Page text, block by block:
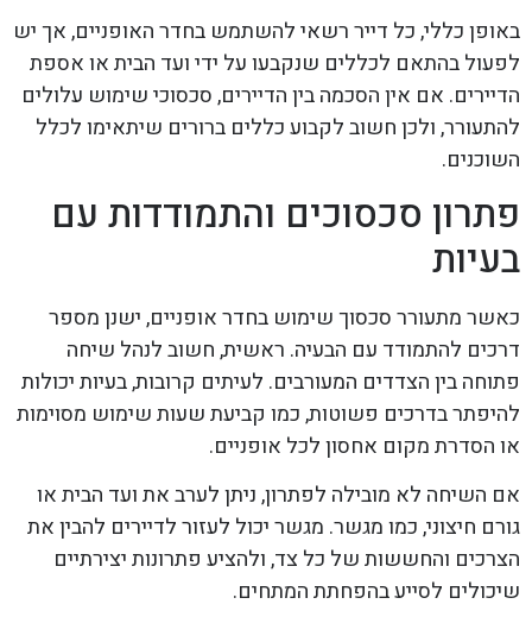
באופן כללי, כל דייר רשאי להשתמש בחדר האופניים, אך יש
לפעול בהתאם לכללים שנקבעו על ידי ועד הבית או אספת
הדיירים. אם אין הסכמה בין הדיירים, סכסוכי שימוש עלולים
להתעורר, ולכן חשוב לקבוע כללים ברורים שיתאימו לכלל
השוכנים.
פתרון סכסוכים והתמודדות עם
בעיות
כאשר מתעורר סכסוך שימוש בחדר אופניים, ישנן מספר
דרכים להתמודד עם הבעיה. ראשית, חשוב לנהל שיחה
פתוחה בין הצדדים המעורבים. לעיתים קרובות, בעיות יכולות
להיפתר בדרכים פשוטות, כמו קביעת שעות שימוש מסוימות
או הסדרת מקום אחסון לכל אופניים.
אם השיחה לא מובילה לפתרון, ניתן לערב את ועד הבית או
גורם חיצוני, כמו מגשר. מגשר יכול לעזור לדיירים להבין את
הצרכים והחששות של כל צד, ולהציע פתרונות יצירתיים
שיכולים לסייע בהפחתת המתחים.